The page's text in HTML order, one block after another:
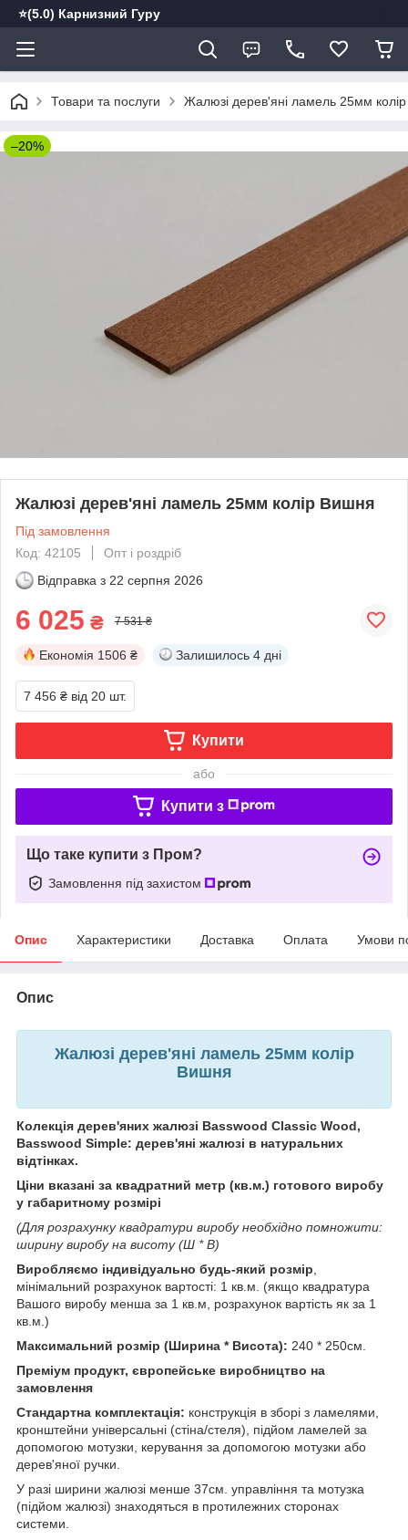
⭐️(5.0) Карнизний Гуру
Товари та послуги Жалюзі дерев'яні ламель 25мм
–20%
Жалюзі дерев'яні ламель 25мм колір Вишня
Під замовлення
Код: 42105
Опт і роздріб
Відправка з 22 серпня 2026
6 025 ₴ 7 531 ₴
Економія 1506 ₴ Залишилось 4 дні
7 456 ₴ від 20 шт.
Купити
або
Купити з
Що таке купити з Пром?
Замовлення під захистом
Опис Характеристики Доставка Оплата Умови
Опис
Жалюзі дерев'яні ламель 25мм колір
Вишня
Колекція дерев'яних жалюзі Basswood Classic Wood,
Basswood Simple: дерев'яні жалюзі в натуральних
відтінках.
Ціни вказані за квадратний метр (кв.м.) готового виробу
у габаритному розмірі
(Для розрахунку квадратури виробу необхідно помножити:
ширину виробу на висоту (Ш * В)
Виробляємо індивідуально будь-який розмір,
мінімальний розрахунок вартості: 1 кв.м. (якщо квадратура
Вашого виробу менша за 1 кв.м, розрахунок вартість як за 1
кв.м.)
Максимальний розмір (Ширина * Висота): 240 * 250см.
Преміум продукт, європейське виробництво на
замовлення
Стандартна комплектація: конструкція в зборі з ламелями,
кронштейни універсальні (стіна/стеля), підйом ламелей за
допомогою мотузки, керування за допомогою мотузки або
дерев'яної ручки.
У разі ширини жалюзі менше 37см. управління та мотузка
(підйом жалюзі) знаходяться в протилежних сторонах
системи.